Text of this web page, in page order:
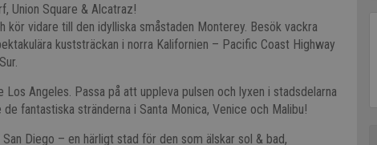
Union Square & Alcatraz!
kör vidare till den idylliska småstaden Monterey. Besök vackra
kuststräckan i norra Kalifornien – Pacific Coast Highway
Angeles. Passa på att uppleva pulsen och lyxen i stadsdelarna
fantastiska stränderna i Santa Monica, Venice och Malibu!
Diego – en härligt stad för den som älskar sol & bad,